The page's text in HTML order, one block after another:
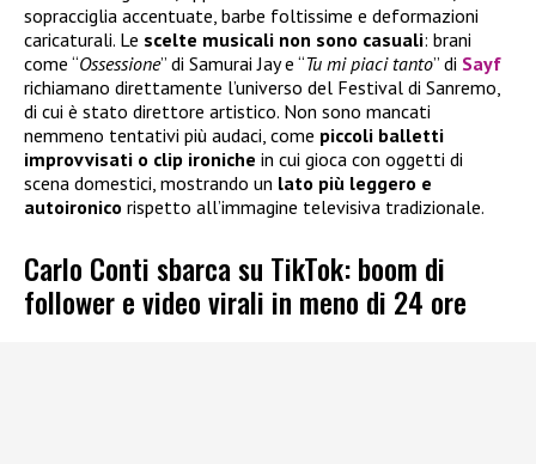
sopracciglia accentuate, barbe foltissime e deformazioni
caricaturali. Le scelte musicali non sono casuali: brani
come “Ossessione” di Samurai Jay e “Tu mi piaci tanto” di Sayf
richiamano direttamente l’universo del Festival di Sanremo,
di cui è stato direttore artistico. Non sono mancati
nemmeno tentativi più audaci, come piccoli balletti
improvvisati o clip ironiche in cui gioca con oggetti di
scena domestici, mostrando un lato più leggero e
autoironico rispetto all’immagine televisiva tradizionale.
Carlo Conti sbarca su TikTok: boom di
follower e video virali in meno di 24 ore